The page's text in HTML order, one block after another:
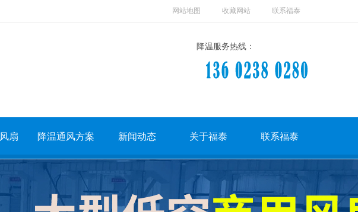
网站地图 收藏网站 联系福泰
降温服务热线：
扇 降温通风方案 新闻动态 关于福泰 联系福泰